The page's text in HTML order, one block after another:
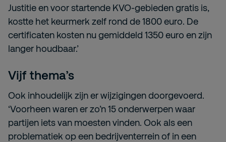
Justitie en voor startende KVO-gebieden gratis is,
kostte het keurmerk zelf rond de 1800 euro. De
certificaten kosten nu gemiddeld 1350 euro en zijn
langer houdbaar.’
Vijf thema’s
Ook inhoudelijk zijn er wijzigingen doorgevoerd.
‘Voorheen waren er zo’n 15 onderwerpen waar
partijen iets van moesten vinden. Ook als een
problematiek op een bedrijventerrein of in een